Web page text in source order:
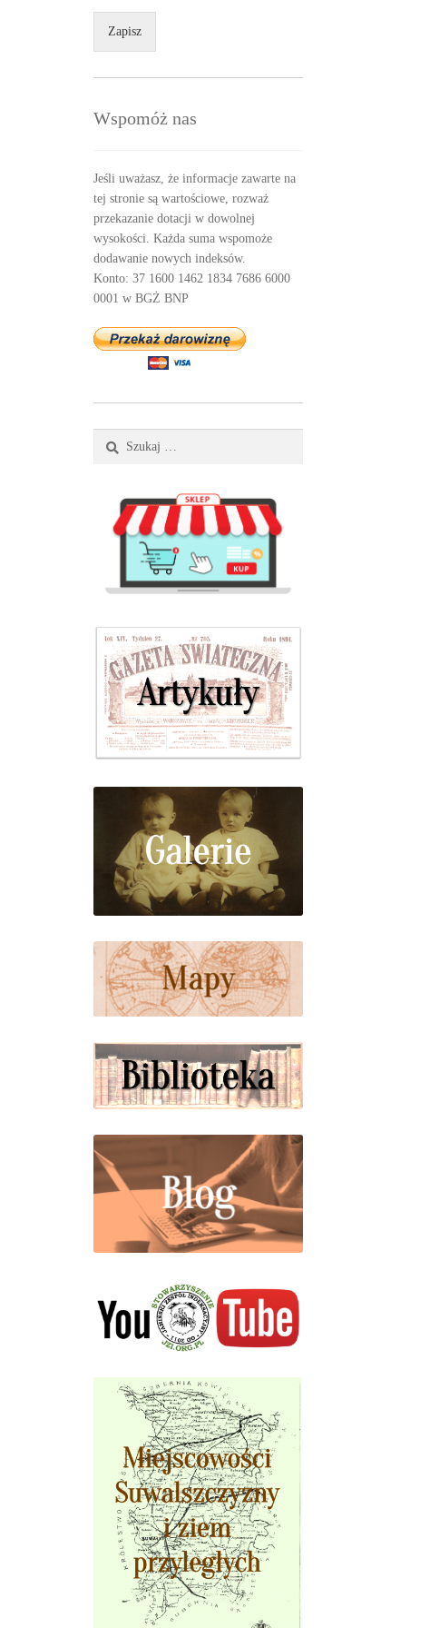
Zapisz
Wspomóż nas
Jeśli uważasz, że informacje zawarte na
tej stronie są wartościowe, rozważ
przekazanie dotacji w dowolnej
wysokości. Każda suma wspomoże
dodawanie nowych indeksów.
Konto: 37 1600 1462 1834 7686 6000
0001 w BGŻ BNP